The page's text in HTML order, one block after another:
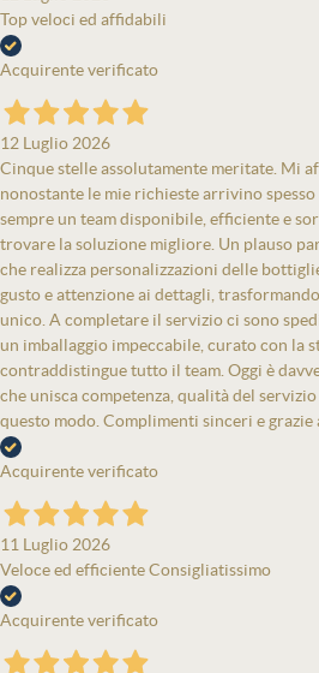
Top veloci ed affidabili
Acquirente verificato
12 Luglio 2026
Cinque stelle assolutamente meritate. Mi
nonostante le mie richieste arrivino
sempre un team disponibile, efficiente e
trovare la soluzione migliore. Un plauso
che realizza personalizzazioni delle
gusto e attenzione ai dettagli,
unico. A completare il servizio ci sono
un imballaggio impeccabile, curato con la
contraddistingue tutto il team. Oggi è
che unisca competenza, qualità del
questo modo. Complimenti sinceri e grazie
Acquirente verificato
11 Luglio 2026
Veloce ed efficiente Consigliatissimo
Acquirente verificato